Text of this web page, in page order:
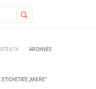
TA ARCHIVES
ETICHETATE „MIERE”